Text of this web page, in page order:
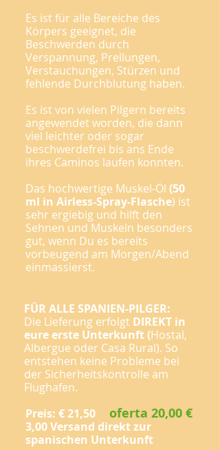
Es ist für alle Bereiche des
Körpers geeignet, die
Beschwerden durch
Verspannung, Prellungen,
Verstauchungen, Stürzen und
fehlende Durchblutung haben.
Es ist von vielen Pilgern bereits
angewendet worden, die dann
viel leichter oder sogar
beschwerdefrei bis ans Ende
ihres Caminos laufen konnten.
Das hochwertige Muskel-Öl (50
ml in Airless-Spray-Flasche) ist
sehr ergiebig und hilft den
Sehnen und Muskeln besonders
gut, wenn Du es bereits
vorbeugend am Morgen/Abend
einmassierst.
FÜR ALLE SPANIEN-PILGER:
Die Lieferung erfolgt DIREKT in
eure erste Unterkunft (Hostal,
Albergue oder Casa Rural). So
entstehen keine Probleme bei
der Sicherheitskontrolle am
Flughafen.
Preis: € 21,50 oferta 20,00 €
3,00 Versand direkt zur
spanischen Unterkunft